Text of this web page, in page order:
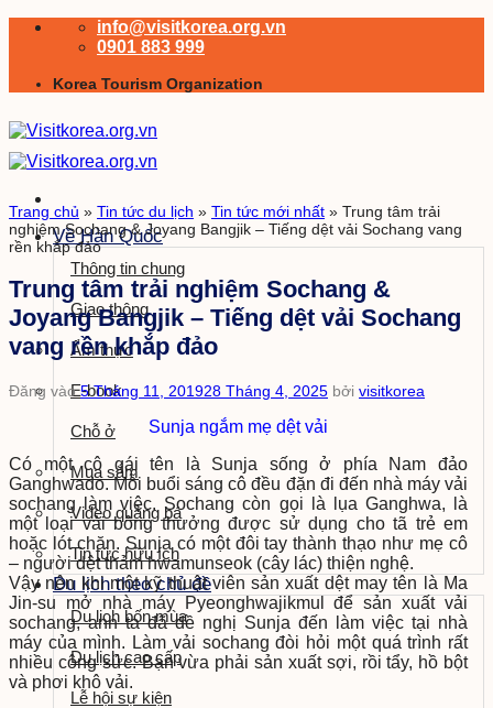
dung
info@visitkorea.org.vn
0901 883 999
Korea Tourism Organization
Về Hàn Quốc
Thông tin chung
Giao thông
Ẩm thực
E-book
Chỗ ở
Mua sắm
Video quảng bá
Tin tức hữu ích
Du lịch theo chủ đề
Du lịch bốn mùa
Du lịch cao cấp
Lễ hội sự kiện
Trang chủ » Tin tức du lịch » Tin tức mới nhất » Trung tâm trải
nghiệm Sochang & Joyang Bangjik – Tiếng dệt vải Sochang vang
rền khắp đảo
Trung tâm trải nghiệm Sochang &
Joyang Bangjik – Tiếng dệt vải Sochang
vang rền khắp đảo
Đăng vào5 Tháng 11, 201928 Tháng 4, 2025 bởi visitkorea
Sunja ngắm mẹ dệt vải
Có một cô gái tên là Sunja sống ở phía Nam đảo
Ganghwado. Mỗi buổi sáng cô đều đặn đi đến nhà máy vải
sochang làm việc. Sochang còn gọi là lụa Ganghwa, là
một loại vải bông thưởng được sử dụng cho tã trẻ em
hoặc lót chăn. Sunja có một đôi tay thành thạo như mẹ cô
– người dệt thảm hwamunseok (cây lác) thiện nghệ.
Vậy nên khi một kỹ thuật viên sản xuất dệt may tên là Ma
Jin-su mở nhà máy Pyeonghwajikmul để sản xuất vải
sochang, anh ta đã đề nghị Sunja đến làm việc tại nhà
máy của mình. Làm vải sochang đòi hỏi một quá trình rất
nhiều công sức. Bạn vừa phải sản xuất sợi, rồi tẩy, hồ bột
và phơi khô vải.